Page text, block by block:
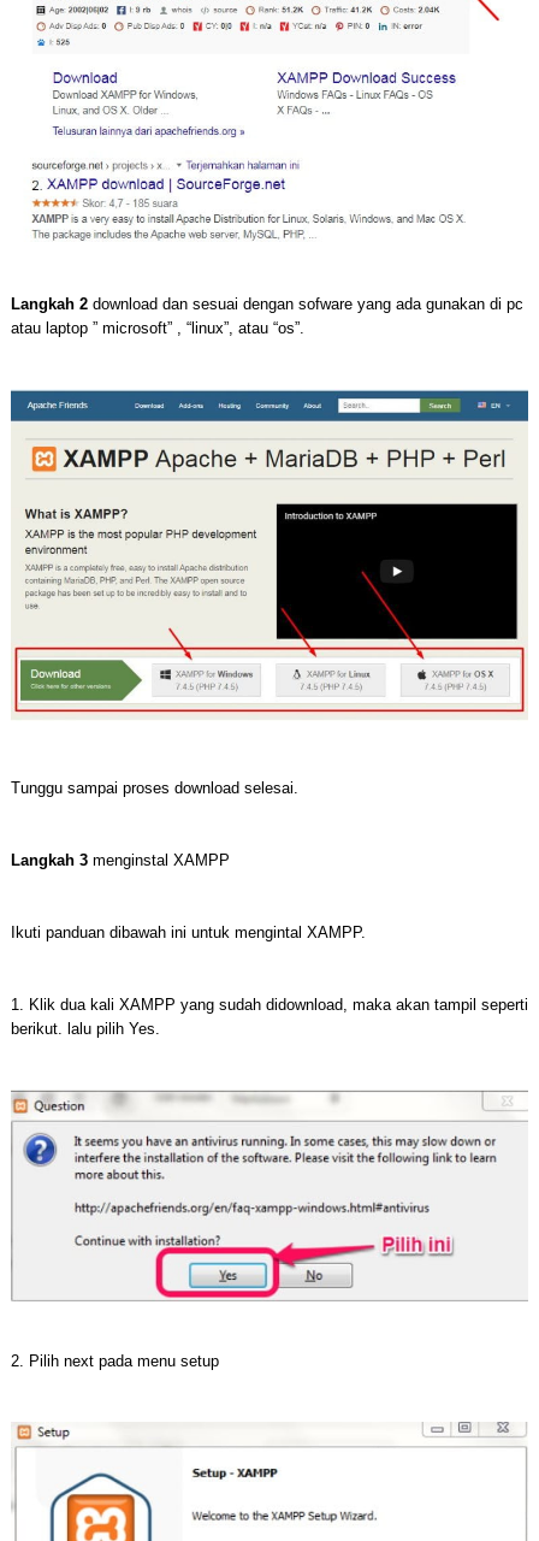
Langkah 2download dan sesuai dengan sofware yang ada gunakan di pc
atau laptop ” microsoft” , “linux”, atau “os”.
Tunggu sampai proses download selesai.
Langkah 3menginstal XAMPP
Ikuti panduan dibawah ini untuk mengintal XAMPP.
1. Klik dua kali XAMPP yang sudah didownload, maka akan tampil seperti
berikut. lalu pilih Yes.
2. Pilih next pada menu setup